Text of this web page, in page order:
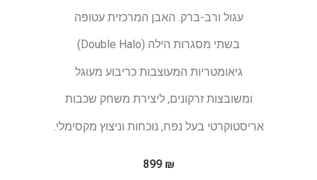
עגול ורב-ברק. האבן המרכזית עטופה
בשתי מסגרות הילה (Double Halo)
גיאומטריות המעוצבות כריבוע מעוגל
ומשובצות זרקונים, ליצירת משחק שכבות
אריסטוקרטי בעל נפח, נוכחות וניצוץ מקסימלי.
899 ₪